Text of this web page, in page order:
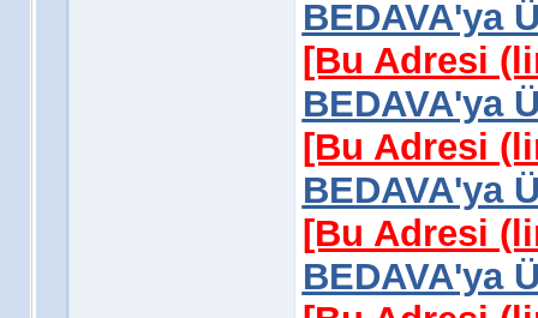
BEDAVA'ya
[Bu Adresi
BEDAVA'ya
[Bu Adresi
BEDAVA'ya
[Bu Adresi
BEDAVA'ya